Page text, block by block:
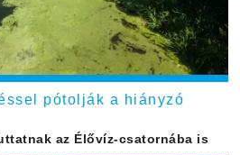
pótolják a hiányzó
az Élővíz-csatornába is